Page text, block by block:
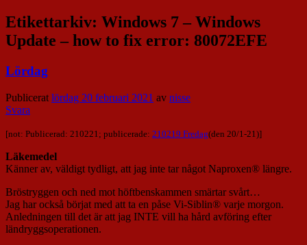
Etikettarkiv: Windows 7 – Windows
Update – how to fix error: 80072EFE
Lördag
Publicerat lördag 20 februari 2021 av nisse
Svara
[not: Publicerad: 210221; publicerade: 210219 Fredag(den 20/1-21)]
Läkemedel
Känner av, väldigt tydligt, att jag inte tar något Naproxen® längre.
Bröstryggen och ned mot höftbenskammen smärtar svårt…
Jag har också börjat med att ta en påse Vi-Siblin® varje morgon.
Anledningen till det är att jag INTE vill ha hård avföring efter
ländryggsoperationen.